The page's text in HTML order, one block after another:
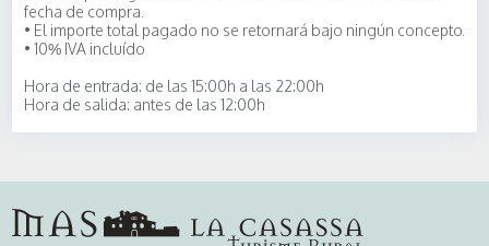
fecha de compra.
• El importe total pagado no se retornará bajo ningún concepto.
• 10% IVA incluído
Hora de entrada: de las 15:00h a las 22:00h
Hora de salida: antes de las 12:00h